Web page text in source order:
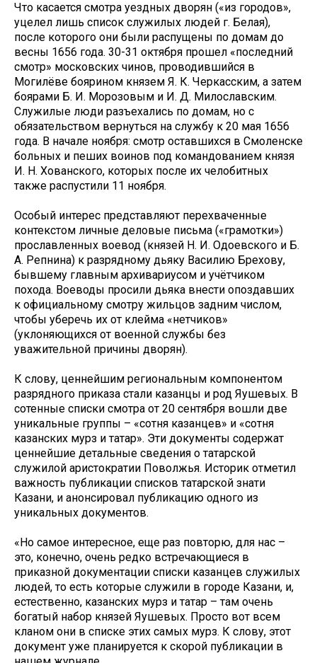
Что касается смотра уездных дворян («из городов»,
уцелел лишь список служилых людей г. Белая),
после которого они были распущены по домам до
весны 1656 года. 30-31 октября прошел «последний
смотр» московских чинов, проводившийся в
Могилёве боярином князем Я. К. Черкасским, а затем
боярами Б. И. Морозовым и И. Д. Милославским.
Служилые люди разъехались по домам, но с
обязательством вернуться на службу к 20 мая 1656
года. В начале ноября: смотр оставшихся в Смоленске
больных и пеших воинов под командованием князя
И. Н. Хованского, которых после их челобитных
также распустили 11 ноября.
Особый интерес представляют перехваченные
контекстом личные деловые письма («грамотки»)
прославленных воевод (князей Н. И. Одоевского и Б.
А. Репнина) к разрядному дьяку Василию Брехову,
бывшему главным архивариусом и учётчиком
похода. Воеводы просили дьяка внести опоздавших
к официальному смотру жильцов задним числом,
чтобы уберечь их от клейма «нетчиков»
(уклоняющихся от военной службы без
уважительной причины дворян).
К слову, ценнейшим региональным компонентом
разрядного приказа стали казанцы и род Яушевых. В
сотенные списки смотра от 20 сентября вошли две
уникальные группы – «сотня казанцев» и «сотня
казанских мурз и татар». Эти документы содержат
ценнейшие детальные сведения о татарской
служилой аристократии Поволжья. Историк отметил
важность публикации списков татарской знати
Казани, и анонсировал публикацию одного из
уникальных документов.
«Но самое интересное, еще раз повторю, для нас –
это, конечно, очень редко встречающиеся в
приказной документации списки казанцев служилых
людей, то есть которые служили в городе Казани, и,
естественно, казанских мурз и татар – там очень
богатый набор князей Яушевых. Просто вот всем
кланом они в списке этих самых мурз. К слову, этот
документ уже планируется к скорой публикации в